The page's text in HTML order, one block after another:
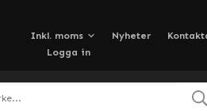
Nyheter
Logga in